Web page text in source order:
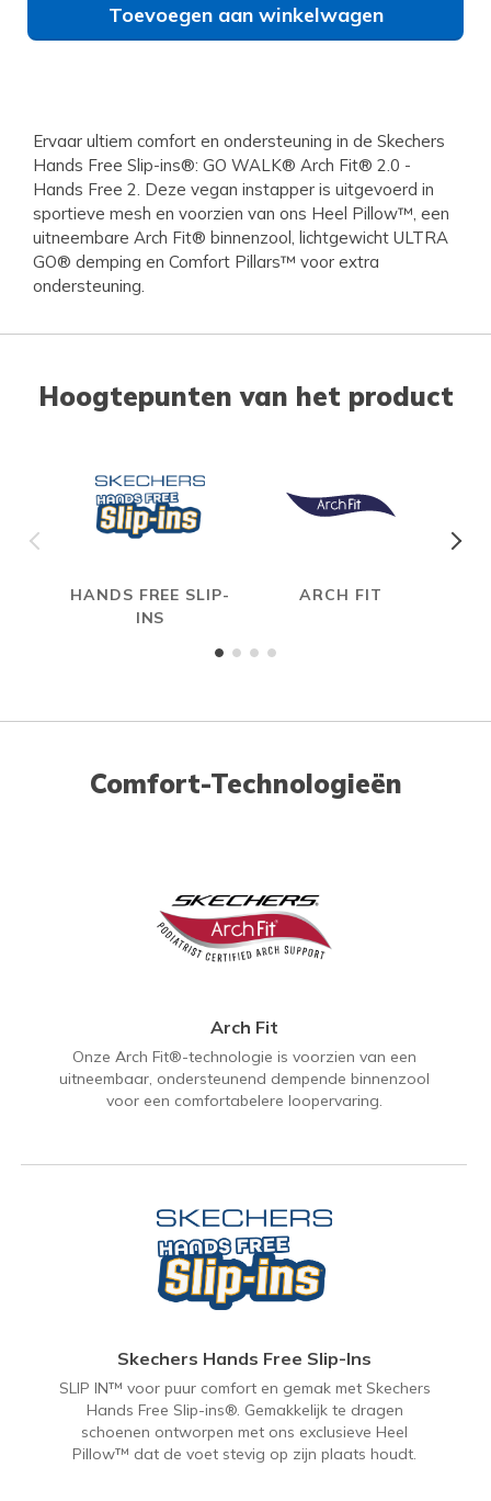
Toevoegen aan winkelwagen
Ervaar ultiem comfort en ondersteuning in de Skechers
Hands Free Slip-ins®: GO WALK® Arch Fit® 2.0 -
Hands Free 2. Deze vegan instapper is uitgevoerd in
sportieve mesh en voorzien van ons Heel Pillow™, een
uitneembare Arch Fit® binnenzool, lichtgewicht ULTRA
GO® demping en Comfort Pillars™ voor extra
ondersteuning.
Hoogtepunten van het product
HANDS FREE SLIP-
INS
ARCH FIT
Comfort-Technologieën
Arch Fit
Onze Arch Fit®-technologie is voorzien van een
uitneembaar, ondersteunend dempende binnenzool
voor een comfortabelere loopervaring.
Skechers Hands Free Slip-Ins
SLIP IN™ voor puur comfort en gemak met Skechers
Hands Free Slip-ins®. Gemakkelijk te dragen
schoenen ontworpen met ons exclusieve Heel
Pillow™ dat de voet stevig op zijn plaats houdt.